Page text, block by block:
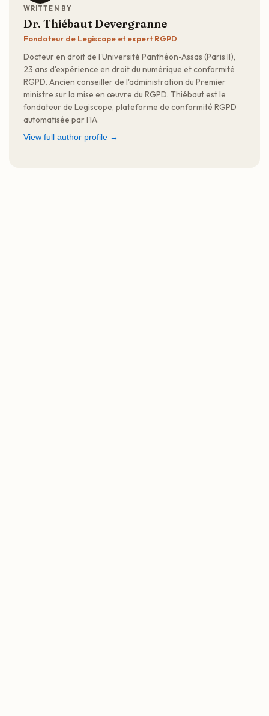
WRITTEN BY
Dr. Thiébaut Devergranne
Fondateur de Legiscope et expert RGPD
Docteur en droit de l'Université Panthéon-Assas (Paris II),
23 ans d'expérience en droit du numérique et conformité
RGPD. Ancien conseiller de l'administration du Premier
ministre sur la mise en œuvre du RGPD. Thiébaut est le
fondateur de Legiscope, plateforme de conformité RGPD
automatisée par l'IA.
View full author profile →